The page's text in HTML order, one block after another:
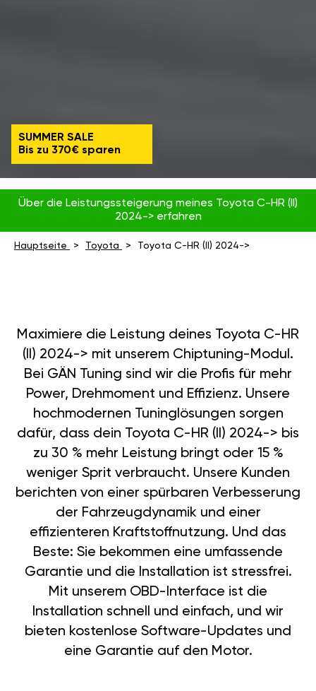
SUMMER SALE
Bis zu 370€ sparen
Über die Leistungssteigerung meines Toyota C-HR (II)
2024-> erfahren
Hauptseite Toyota Toyota C-HR (II) 2024->
Maximiere die Leistung deines Toyota C-HR
(II) 2024-> mit unserem Chiptuning-Modul.
Bei GÄN Tuning sind wir die Profis für mehr
Power, Drehmoment und Effizienz. Unsere
hochmodernen Tuninglösungen sorgen
dafür, dass dein Toyota C-HR (II) 2024-> bis
zu 30 % mehr Leistung bringt oder 15 %
weniger Sprit verbraucht. Unsere Kunden
berichten von einer spürbaren Verbesserung
der Fahrzeugdynamik und einer
effizienteren Kraftstoffnutzung. Und das
Beste: Sie bekommen eine umfassende
Garantie und die Installation ist stressfrei.
Mit unserem OBD-Interface ist die
Installation schnell und einfach, und wir
bieten kostenlose Software-Updates und
eine Garantie auf den Motor.